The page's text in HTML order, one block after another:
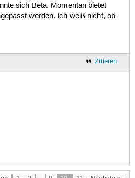
sich Beta. Momentan bietet
werden. Ich weiß nicht, ob
Zitieren